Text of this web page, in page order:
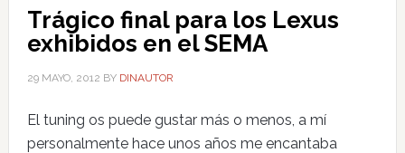
Trágico final para los Lexus
exhibidos en el SEMA
29 MAYO, 2012 BY DINAUTOR
El tuning os puede gustar más o menos, a mí
personalmente hace unos años me encantaba